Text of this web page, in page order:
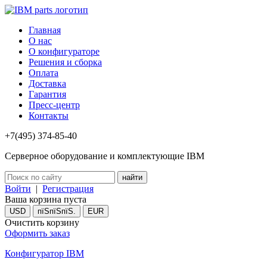
Главная
О нас
О конфигураторе
Решения и сборка
Оплата
Доставка
Гарантия
Пресс-центр
Контакты
+7(495) 374-85-40
Серверное оборудование и комплектующие IBM
Войти | Регистрация
Ваша корзина пуста
USD пїЅпїЅпїЅ. EUR
Очистить корзину
Оформить заказ
Конфигуратор IBM